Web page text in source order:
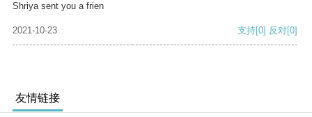
Shriya sent you a frien
2021-10-23 支持[0] 反对[0]
友情链接